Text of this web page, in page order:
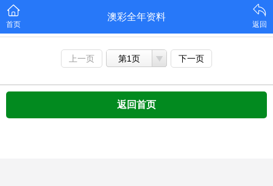
首页
澳彩全年资料
返回
上一页 第1页 下一页
返回首页